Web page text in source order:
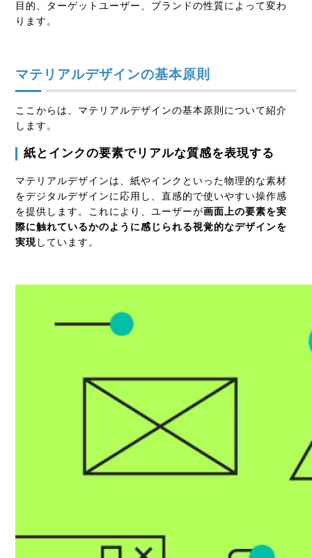
目的、ターゲットユーザー、ブランドの性質によって変わ
ります。
マテリアルデザインの基本原則
ここからは、マテリアルデザインの基本原則について紹介
します。
紙とインクの要素でリアルな質感を表現する
マテリアルデザインは、紙やインクといった物理的な素材
をデジタルデザインに応用し、直感的で使いやすい操作感
を提供します。これにより、ユーザーが画面上の要素を実
際に触れているかのように感じられる視覚的なデザインを
実現しています。